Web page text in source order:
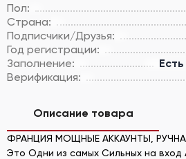
Пол:
Страна:
Подписчики/Друзья:
Год регистрации:
Заполнение:
Верификация:
Описание товара
ФРАНЦИЯ МОЩНЫЕ АККАУНТЫ,
Это Одни из самых Cильных на вход